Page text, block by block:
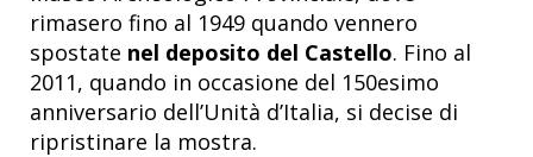
rimasero fino al 1949 quando vennero
spostate nel deposito del Castello. Fino al
2011, quando in occasione del 150esimo
anniversario dell’Unità d’Italia, si decise di
ripristinare la mostra.